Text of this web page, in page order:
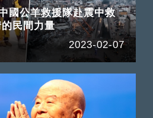
國公羊救援隊赴震中救
民間力量
2023-02-07